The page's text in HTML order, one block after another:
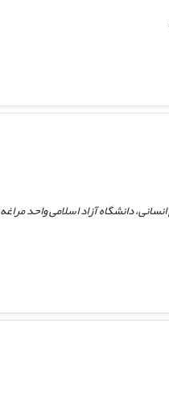
دانشگاه آزاد اسلامی واحد مراغه